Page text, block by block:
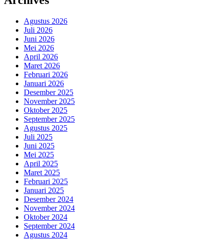
Agustus 2026
Juli 2026
Juni 2026
Mei 2026
April 2026
Maret 2026
Februari 2026
Januari 2026
Desember 2025
November 2025
Oktober 2025
September 2025
Agustus 2025
Juli 2025
Juni 2025
Mei 2025
April 2025
Maret 2025
Februari 2025
Januari 2025
Desember 2024
November 2024
Oktober 2024
September 2024
Agustus 2024